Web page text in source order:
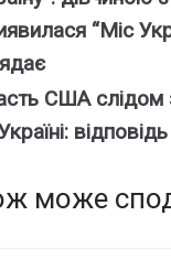
“Міс
США
може